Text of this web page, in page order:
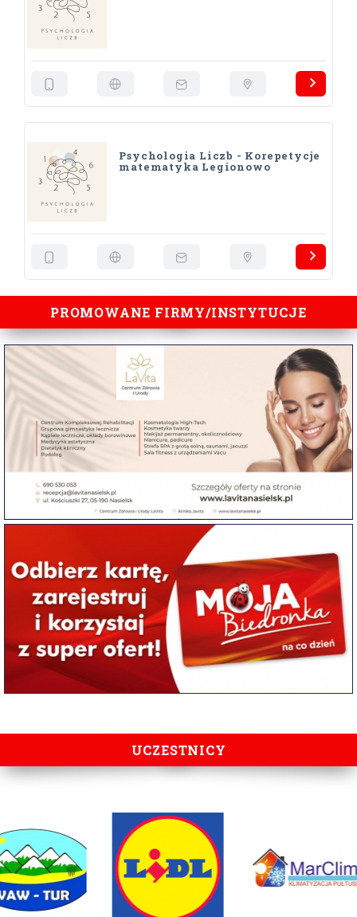
Psychologia Liczb - Korepetycje
matematyka Legionowo
PROMOWANE FIRMY/INSTYTUCJE
UCZESTNICY